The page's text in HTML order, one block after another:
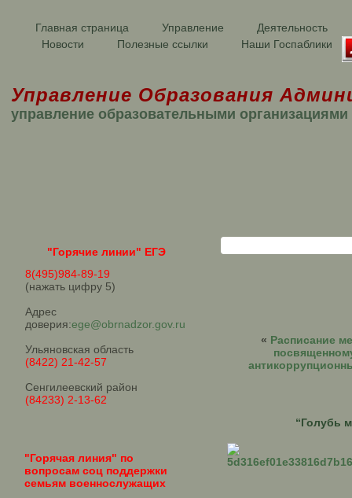
Главная страница Управление
Деятельность
Новости
Полезные ссылки Наши Госпаблики
Управление Образования
управление образовательными организациями
"Горячие линии" ЕГЭ
8(495)984-89-19
(нажать цифру 5)
Адрес
доверия:ege@obrnadzor.gov.ru
Ульяновская область
(8422) 21-42-57
Сенгилеевский район
(84233) 2-13-62
"Горячая линия" по
вопросам соц поддержки
семьям военнослужащих
« Расписание
“Голубь